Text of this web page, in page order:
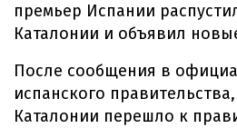
премьер Испании
Каталонии и объявил
После сообщения в
испанского
Каталонии перешло к